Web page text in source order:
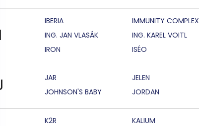
IBERIA IMMUNITY COMPLEX
ING. JAN VLASÁK
ING. KAREL VOITL
IRON
ISÉO
JAR JELEN
JOHNSON'S BABY
JORDAN
K2R KALIUM